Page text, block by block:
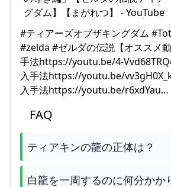
#ティアーズオブザキングダム
#zelda #ゼルダの伝説【オススメ
手法https://youtu.be/4-
入手法https://youtu.be/
入手法https://youtu.be/r6xdYau…
FAQ
ティアキンの龍の正体は？
白龍を一周するのに何分かか